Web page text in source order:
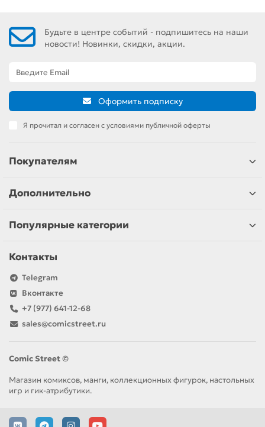
Будьте в центре событий - подпишитесь на наши
новости! Новинки, скидки, акции.
Оформить подписку
Я прочитал и согласен с условиями публичной оферты
Покупателям
Дополнительно
Популярные категории
Контакты
Telegram
Вконтакте
+7 (977) 641-12-68
sales@comicstreet.ru
Comic Street ©
Магазин комиксов, манги, коллекционных фигурок, настольных
игр и гик-атрибутики.